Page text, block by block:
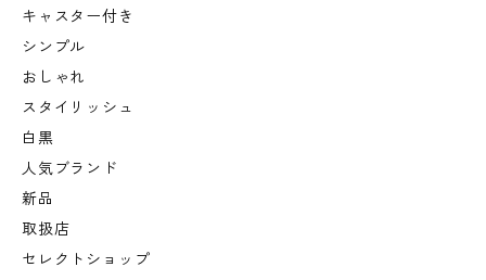
キャスター付き
シンプル
おしゃれ
スタイリッシュ
白黒
人気ブランド
新品
取扱店
セレクトショップ